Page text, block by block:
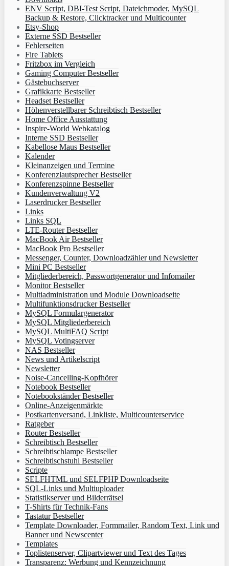
ENV Script, DBI-Test Script, Dateichmoder, MySQL
Backup & Restore, Clicktracker und Multicounter
Etsy-Shop
Externe SSD Bestseller
Fehlerseiten
Fire Tablets
Fritzbox im Vergleich
Gaming Computer Bestseller
Gästebuchserver
Grafikkarte Bestseller
Headset Bestseller
Höhenverstellbarer Schreibtisch Bestseller
Home Office Ausstattung
Inspire-World Webkatalog
Interne SSD Bestseller
Kabellose Maus Bestseller
Kalender
Kleinanzeigen und Termine
Konferenzlautsprecher Bestseller
Konferenzspinne Bestseller
Kundenverwaltung V2
Laserdrucker Bestseller
Links
Links SQL
LTE-Router Bestseller
MacBook Air Bestseller
MacBook Pro Bestseller
Messenger, Counter, Downloadzähler und Newsletter
Mini PC Bestseller
Mitgliederbereich, Passwortgenerator und Infomailer
Monitor Bestseller
Multiadministration und Module Downloadseite
Multifunktionsdrucker Bestseller
MySQL Formulargenerator
MySQL Mitgliederbereich
MySQL MultiFAQ Script
MySQL Votingserver
NAS Bestseller
News und Artikelscript
Newsletter
Noise-Cancelling-Kopfhörer
Notebook Bestseller
Notebookständer Bestseller
Online-Anzeigenmärkte
Postkartenversand, Linkliste, Multicounterservice
Ratgeber
Router Bestseller
Schreibtisch Bestseller
Schreibtischlampe Bestseller
Schreibtischstuhl Bestseller
Scripte
SELFHTML und SELFPHP Downloadseite
SQL-Links und Multiuploader
Statistikserver und Bilderrätsel
T-Shirts für Technik-Fans
Tastatur Bestseller
Template Downloader, Formmailer, Random Text, Link und
Banner und Newscenter
Templates
Toplistenserver, Clipartviewer und Text des Tages
Transparenz: Werbung und Kennzeichnung